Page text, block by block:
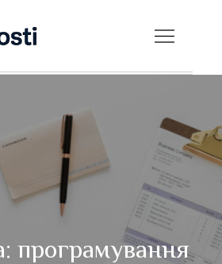
Cikavosti — Цікаві
факти, новини та
будь-яку тему
програмування